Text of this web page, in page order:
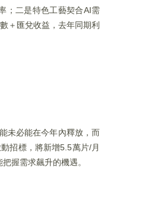
；二是特色工藝契合AI需
＋匯兌收益，去年同期利
未必能在今年內釋放，而
招標，將新增5.5萬片/月
握需求飆升的機遇。